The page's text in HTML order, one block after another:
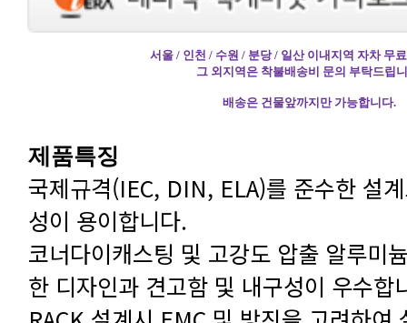
서울 / 인천 / 수원 / 분당 / 일산 이내지역 자차 무
그 외지역은 착불배송비 문의 부탁드립
배송은 건물앞까지만 가능합니다.
제품특징
성이 용이합니다.
한 디자인과 견고함 및 내구성이 우수합